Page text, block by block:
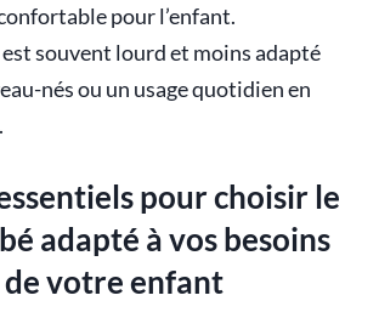
pour l’enfant.
souvent lourd et moins adapté
nés ou un usage quotidien en
pour choisir le
adapté à vos besoins
de votre enfant